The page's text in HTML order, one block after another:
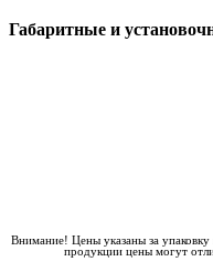
Габаритные и
Внимание! Цены указаны за
продукции цены могут